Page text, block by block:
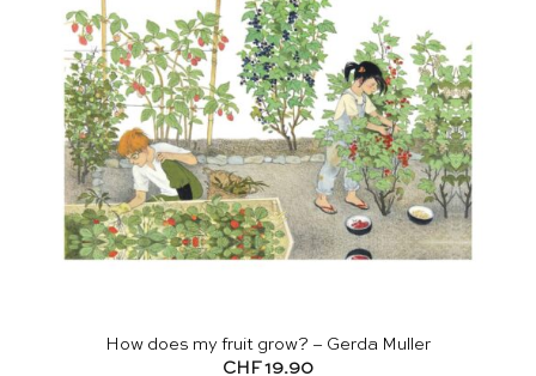
How does my fruit grow? – Gerda Muller
CHF19.90